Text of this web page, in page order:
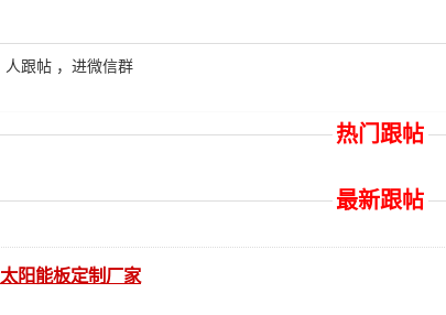
人跟帖 ， 进微信群
热门跟帖
最新跟帖
太阳能板定制厂家